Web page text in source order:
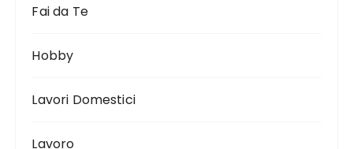
Fai da Te
Hobby
Lavori Domestici
Lavoro